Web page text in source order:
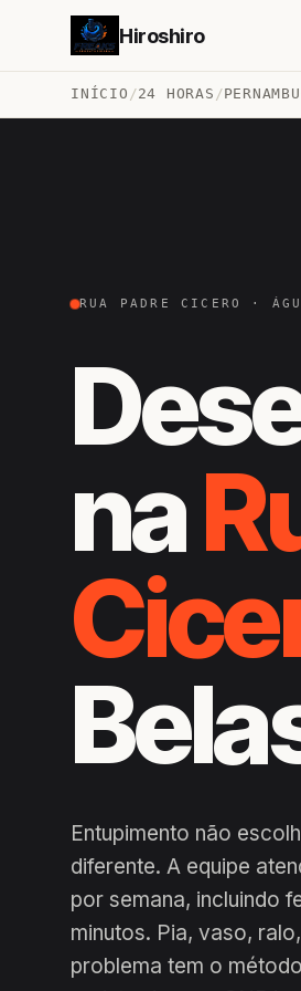
Hiroshiro
INÍCIO /24 HORAS /
RUA PADRE CICERO ·
na
Entupimento não
diferente. A equipe
por semana, incluindo
minutos. Pia, vaso,
problema tem o